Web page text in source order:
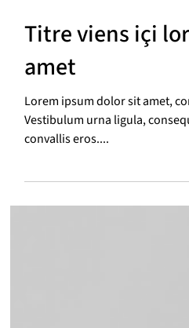
Titre viens içi
amet
Lorem ipsum dolor sit amet,
convallis eros....